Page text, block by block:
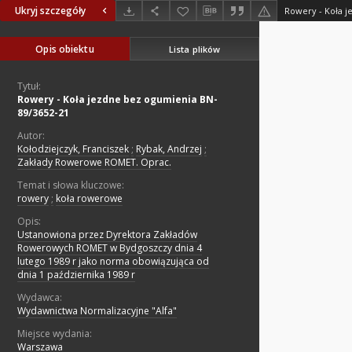
Ukryj szczegóły Rowery - Koła
Opis obiektu Lista plików
Tytuł:
Rowery - Koła jezdne bez ogumienia BN-
89/3652-21
Autor:
Kołodziejczyk, Franciszek ; Rybak, Andrzej ;
Zakłady Rowerowe ROMET. Oprac.
Temat i słowa kluczowe:
rowery ; koła rowerowe
Opis:
Ustanowiona przez Dyrektora Zakładów
Rowerowych ROMET w Bydgoszczy dnia 4
lutego 1989 r jako norma obowiązująca od
dnia 1 października 1989 r
Wydawca:
Wydawnictwa Normalizacyjne "Alfa"
Miejsce wydania:
Warszawa